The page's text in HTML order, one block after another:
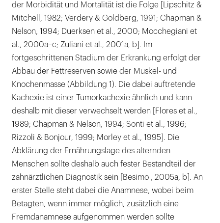
der Morbidität und Mortalität ist die Folge [Lipschitz &
Mitchell, 1982; Verdery & Goldberg, 1991; Chapman &
Nelson, 1994; Duerksen et al., 2000; Mocchegiani et
al., 2000a–c; Zuliani et al., 2001a, b]. Im
fortgeschrittenen Stadium der Erkrankung erfolgt der
Abbau der Fettreserven sowie der Muskel- und
Knochenmasse (Abbildung 1). Die dabei auftretende
Kachexie ist einer Tumorkachexie ähnlich und kann
deshalb mit dieser verwechselt werden [Flores et al.,
1989; Chapman & Nelson, 1994; Sonti et al., 1996;
Rizzoli & Bonjour, 1999; Morley et al., 1995]. Die
Abklärung der Ernährungslage des alternden
Menschen sollte deshalb auch fester Bestandteil der
zahnärztlichen Diagnostik sein [Besimo , 2005a, b]. An
erster Stelle steht dabei die Anamnese, wobei beim
Betagten, wenn immer möglich, zusätzlich eine
Fremdanamnese aufgenommen werden sollte